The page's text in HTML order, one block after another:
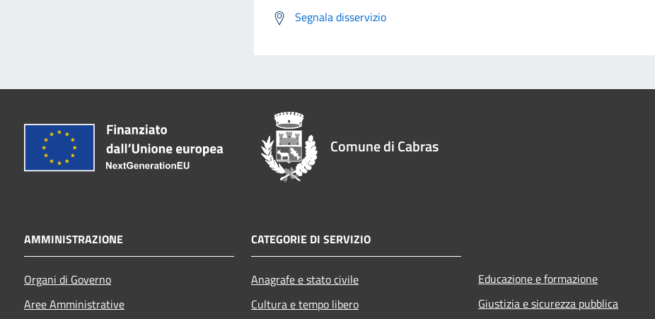
Segnala disservizio
Comune di Cabras
AMMINISTRAZIONE
Organi di Governo
Aree Amministrative
CATEGORIE DI SERVIZIO
Anagrafe e stato civile
Cultura e tempo libero
Educazione e formazione
Giustizia e sicurezza pubblica